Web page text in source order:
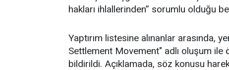
hakları ihlallerinden” sorumlu olduğu
Yaptırım listesine alınanlar arasında,
Settlement Movement" adlı oluşum ile
bildirildi. Açıklamada, söz konusu